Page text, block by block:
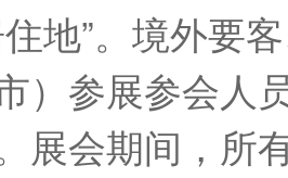
地”。境外要
）参展参会人
展会期间，所